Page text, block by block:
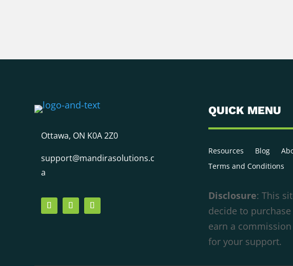
Ottawa, ON K0A 2Z0
support@mandirasolutions.c
a
QUICK MENU
Resources Blog
Terms and Conditions
Disclosure: This
decide to
earn a
for your support.
We respect your privacy
Cookies help us improve your experience,
deliver personalized content, and analyze
by clicking
Customize